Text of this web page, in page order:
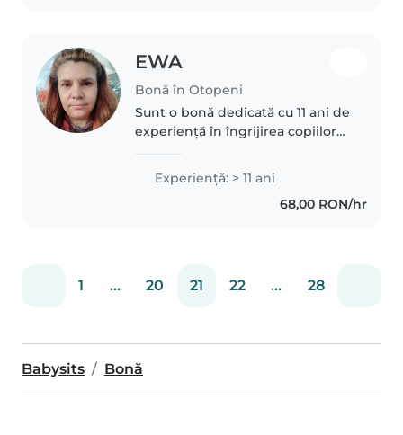
EWA
Bonă în Otopeni
Sunt o bonă dedicată cu 11 ani de
experiență în îngrijirea copiilor
în prim ajutor și am experiență
cu diverse nevoi speciale.
Experienţă: > 11 ani
68,00 RON/hr
1 ... 20 21 22 ... 28
Babysits Bonă